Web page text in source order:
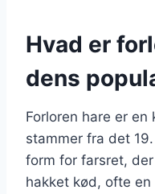
Hvad er
dens
Forloren hare er
stammer fra det
form for farsret,
hakket kød, ofte